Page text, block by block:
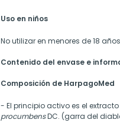
Uso en niños
No utilizar en menores de 18
Contenido del envase e
Composición de HarpagoMed
- El principio activo es el
procumbensDC. (garra del